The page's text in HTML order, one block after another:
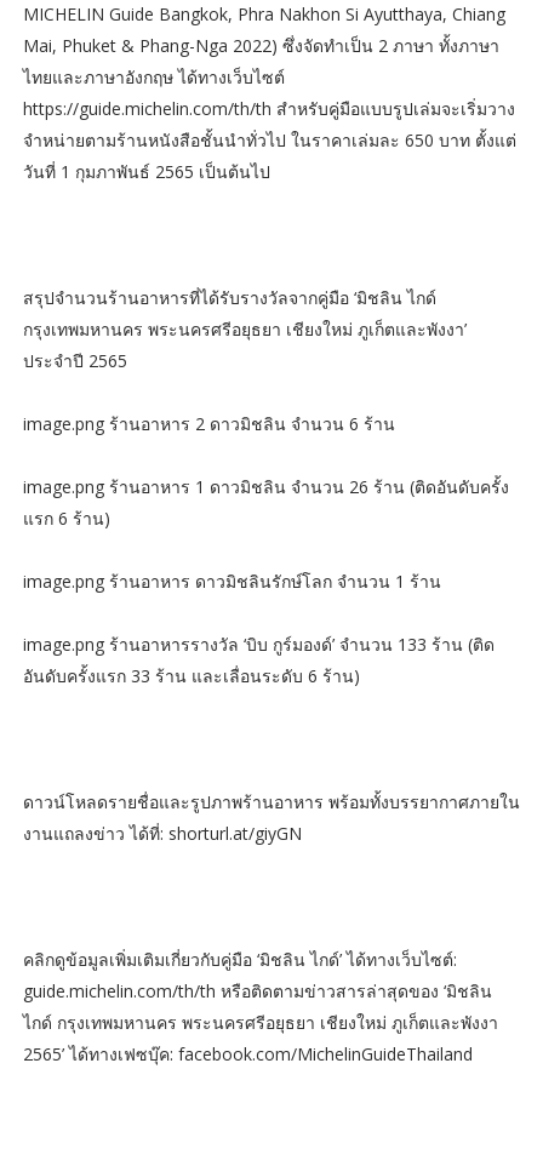
MICHELIN Guide Bangkok, Phra Nakhon Si Ayutthaya, Chiang
Mai, Phuket & Phang-Nga 2022) ซึ่งจัดทำเป็น 2 ภาษา ทั้งภาษา
ไทยและภาษาอังกฤษ ได้ทางเว็บไซต์
https://guide.michelin.com/th/th สำหรับคู่มือแบบรูปเล่มจะเริ่มวาง
จำหน่ายตามร้านหนังสือชั้นนำทั่วไป ในราคาเล่มละ 650 บาท ตั้งแต่
วันที่ 1 กุมภาพันธ์ 2565 เป็นต้นไป
สรุปจำนวนร้านอาหารที่ได้รับรางวัลจากคู่มือ ‘มิชลิน ไกด์
กรุงเทพมหานคร พระนครศรีอยุธยา เชียงใหม่ ภูเก็ตและพังงา’
ประจำปี 2565
image.png ร้านอาหาร 2 ดาวมิชลิน จำนวน 6 ร้าน
image.png ร้านอาหาร 1 ดาวมิชลิน จำนวน 26 ร้าน (ติดอันดับครั้ง
แรก 6 ร้าน)
image.png ร้านอาหาร ดาวมิชลินรักษ์โลก จำนวน 1 ร้าน
image.png ร้านอาหารรางวัล ‘บิบ กูร์มองด์’ จำนวน 133 ร้าน (ติด
อันดับครั้งแรก 33 ร้าน และเลื่อนระดับ 6 ร้าน)
ดาวน์โหลดรายชื่อและรูปภาพร้านอาหาร พร้อมทั้งบรรยากาศภายใน
งานแถลงข่าว ได้ที่: shorturl.at/giyGN
คลิกดูข้อมูลเพิ่มเติมเกี่ยวกับคู่มือ ‘มิชลิน ไกด์’ ได้ทางเว็บไซต์:
guide.michelin.com/th/th หรือติดตามข่าวสารล่าสุดของ ‘มิชลิน
ไกด์ กรุงเทพมหานคร พระนครศรีอยุธยา เชียงใหม่ ภูเก็ตและพังงา
2565’ ได้ทางเฟซบุ๊ค: facebook.com/MichelinGuideThailand